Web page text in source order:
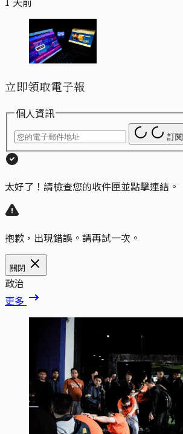
立即領取電子報
個人資訊
訂閱
太好了！請檢查您的收件匣並點擊連結。
抱歉，出現錯誤。請再試一次。
關閉
政治
更多